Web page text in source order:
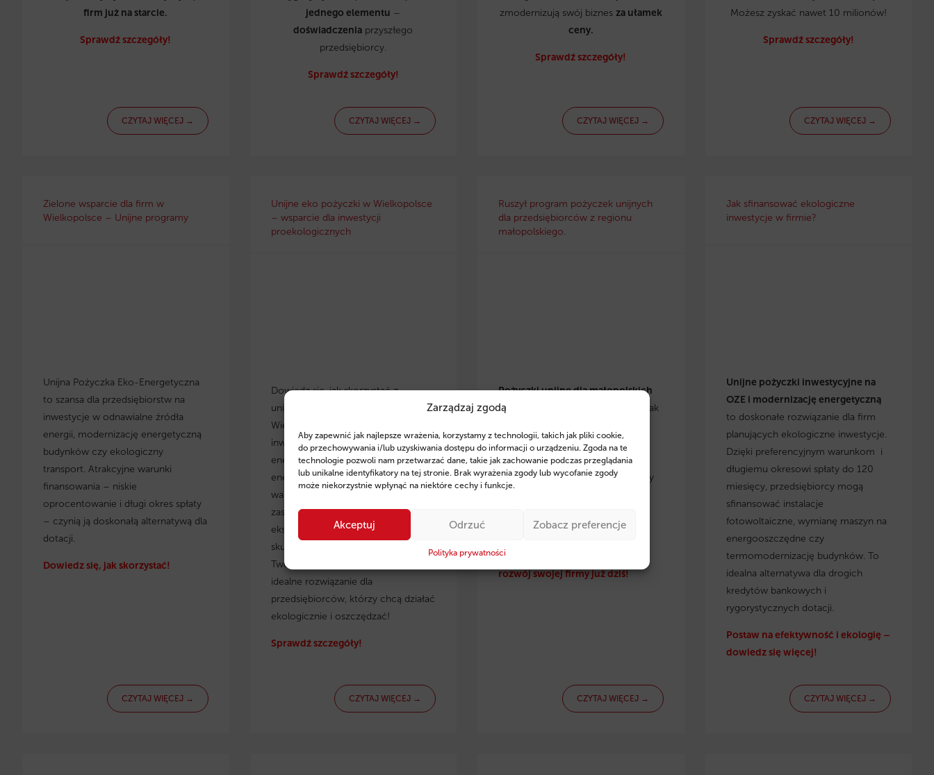
Zarządzaj zgodą
Aby zapewnić jak najlepsze wrażenia, korzystamy z technologii, takich jak pliki cookie,
do przechowywania i/lub uzyskiwania dostępu do informacji o urządzeniu. Zgoda na te
technologie pozwoli nam przetwarzać dane, takie jak zachowanie podczas przeglądania
lub unikalne identyfikatory na tej stronie. Brak wyrażenia zgody lub wycofanie zgody
może niekorzystnie wpłynąć na niektóre cechy i funkcje.
Akceptuj Odrzuć Zobacz preferencje
Polityka prywatności
firm już na starcie.
Sprawdź szczegóły!
CZYTAJ WIĘCEJ →
jednego elementu –
doświadczenia przyszłego
przedsiębiorcy.
Sprawdź szczegóły!
CZYTAJ WIĘCEJ →
zmodernizują swój biznes za ułamek
ceny.
Sprawdź szczegóły!
CZYTAJ WIĘCEJ →
Możesz zyskać nawet 10 milionów!
Sprawdź szczegóły!
CZYTAJ WIĘCEJ →
Zielone wsparcie dla firm w
Wielkopolsce – Unijne programy
Unijna Pożyczka Eko-Energetyczna
to szansa dla przedsiębiorstw na
inwestycje w odnawialne źródła
energii, modernizację energetyczną
budynków czy ekologiczny
transport. Atrakcyjne warunki
finansowania – niskie
oprocentowanie i długi okres spłaty
– czynią ją doskonałą alternatywą dla
dotacji.
Dowiedz się, jak skorzystać!
CZYTAJ WIĘCEJ →
Unijne eko pożyczki w Wielkopolsce
– wsparcie dla inwestycji
proekologicznych
Dowiedz się, jak skorzystać z
unijnych eko pożyczek w
Wielkopolsce
inwestycje w OZE, modernizację
energetyczną czy zakup
energooszczędnego sprzętu. Poznaj
warunki finansowania, przykłady
zastosowań oraz sprawdź, jak
eksperci Fintaxis mogą pomóc Ci
skutecznie zdobyć środki na rozwój
Twojej firmy. Eko pożyczka to
idealne rozwiązanie dla
przedsiębiorców, którzy chcą działać
ekologicznie i oszczędzać!
Sprawdź szczegóły!
CZYTAJ WIĘCEJ →
Ruszył program pożyczek unijnych
dla przedsiębiorców z regionu
małopolskiego.
Pożyczki unijne dla małopolskich
przedsiębiorców
– dowiedz się, jak
pożyczek na rozwój, inwestycje i
odnawialne źródła energii. Zyskaj
wsparcie ekspertów Fintaxis, którzy
finansowania.
Sprawdź szczegóły i postaw na
rozwój swojej firmy już dziś!
CZYTAJ WIĘCEJ →
Jak sfinansować ekologiczne
inwestycje w firmie?
Unijne pożyczki inwestycyjne na
OZE i modernizację energetyczną
to doskonałe rozwiązanie dla firm
planujących ekologiczne inwestycje.
Dzięki preferencyjnym warunkom i
długiemu okresowi spłaty do 120
miesięcy, przedsiębiorcy mogą
sfinansować instalacje
fotowoltaiczne, wymianę maszyn na
energooszczędne czy
termomodernizację budynków. To
idealna alternatywa dla drogich
kredytów bankowych i
rygorystycznych dotacji.
Postaw na efektywność i ekologię –
dowiedz się więcej!
CZYTAJ WIĘCEJ →